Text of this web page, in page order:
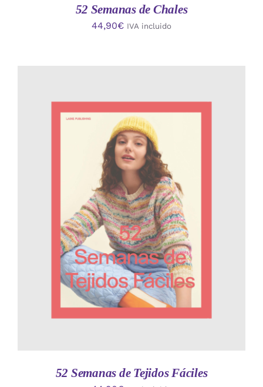
52 Semanas de Chales
44,90€ IVA incluido
AÑADIR AL CARRITO
/
DETALLES
52 Semanas de Tejidos Fáciles